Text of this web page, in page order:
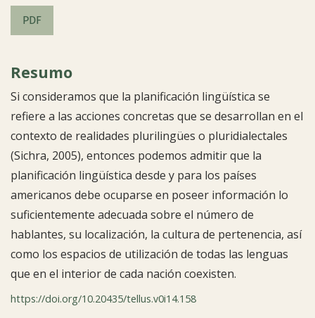
PDF
Resumo
Si consideramos que la planificación lingüística se
refiere a las acciones concretas que se desarrollan en el
contexto de realidades plurilingües o pluridialectales
(Sichra, 2005), entonces podemos admitir que la
planificación lingüística desde y para los países
americanos debe ocuparse en poseer información lo
suficientemente adecuada sobre el número de
hablantes, su localización, la cultura de pertenencia, así
como los espacios de utilización de todas las lenguas
que en el interior de cada nación coexisten.
https://doi.org/10.20435/tellus.v0i14.158